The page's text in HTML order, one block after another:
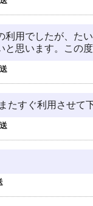
用でしたが、た
思います。この
すぐ利用させて